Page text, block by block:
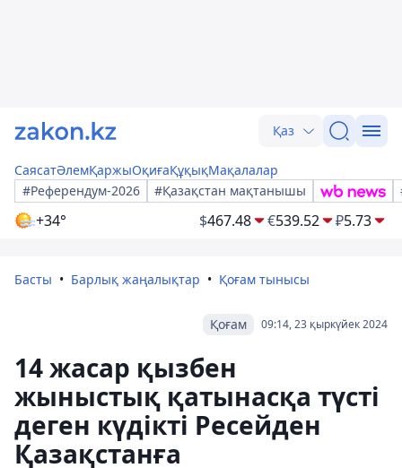
Қаз
СаясатӘлемҚаржыОқиғаҚұқықМақалалар
#Референдум-2026
#Қазақстан мақтанышы
+34° $467.48 €539.52 ₽5.73
Басты Барлық жаңалықтар Қоғам тынысы
09:14, 23 қыркүйек 2024
Қоғам
14 жасар қызбен
жыныстық қатынасқа түсті
деген күдікті Ресейден
Қазақстанға